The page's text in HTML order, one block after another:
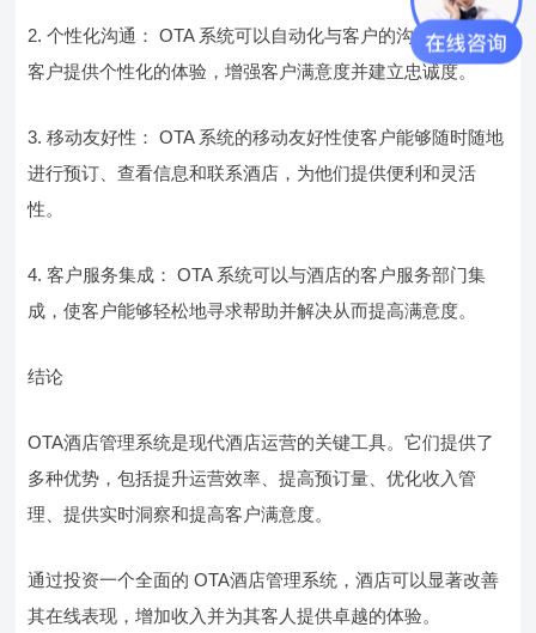
2. 个性化沟通： OTA 系统可以自动化与客户的沟通，为每个
客户提供个性化的体验，增强客户满意度并建立忠诚度。
3. 移动友好性： OTA 系统的移动友好性使客户能够随时随地
进行预订、查看信息和联系酒店，为他们提供便利和灵活
性。
4. 客户服务集成： OTA 系统可以与酒店的客户服务部门集
成，使客户能够轻松地寻求帮助并解决从而提高满意度。
结论
OTA酒店管理系统是现代酒店运营的关键工具。它们提供了
多种优势，包括提升运营效率、提高预订量、优化收入管
理、提供实时洞察和提高客户满意度。
通过投资一个全面的 OTA酒店管理系统，酒店可以显著改善
其在线表现，增加收入并为其客人提供卓越的体验。